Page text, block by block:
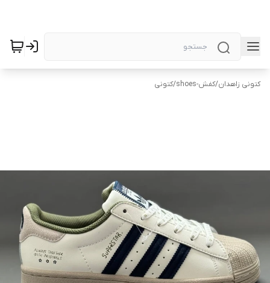
کتونی زاهدان/کفش-shoes /کتونی